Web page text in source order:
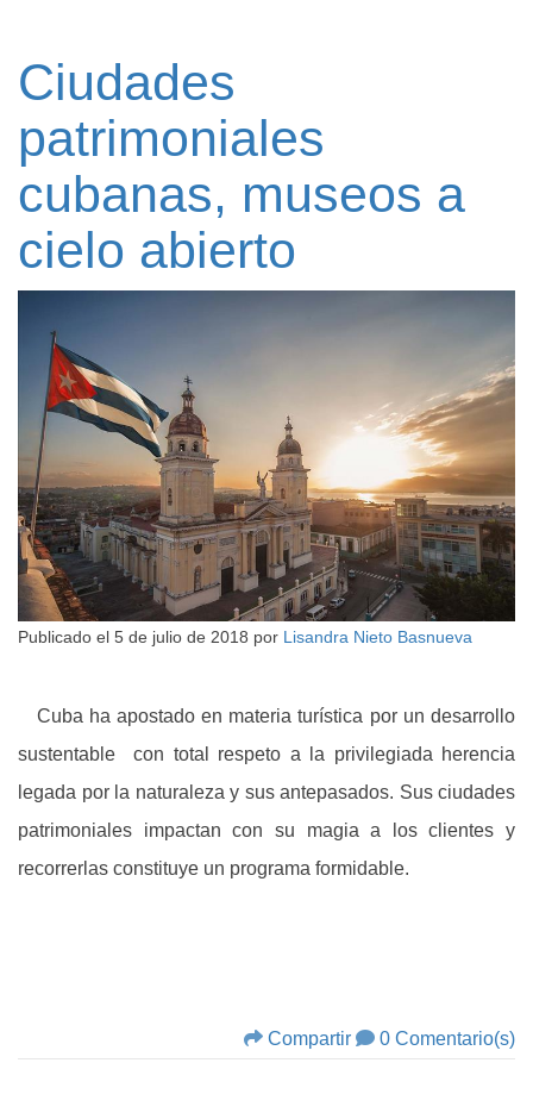
Ciudades
patrimoniales
cubanas, museos a
cielo abierto
Publicado el 5 de julio de 2018 por Lisandra Nieto Basnueva
Cuba ha apostado en materia turística por un desarrollo
sustentable con total respeto a la privilegiada herencia
legada por la naturaleza y sus antepasados. Sus ciudades
patrimoniales impactan con su magia a los clientes y
recorrerlas constituye un programa formidable.
Compartir 0 Comentario(s)